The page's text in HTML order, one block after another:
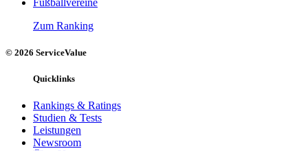
Zum Ranking
© 2026 ServiceValue
Quicklinks
Rankings & Ratings
Studien & Tests
Leistungen
Newsroom